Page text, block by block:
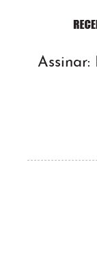
Assinar: